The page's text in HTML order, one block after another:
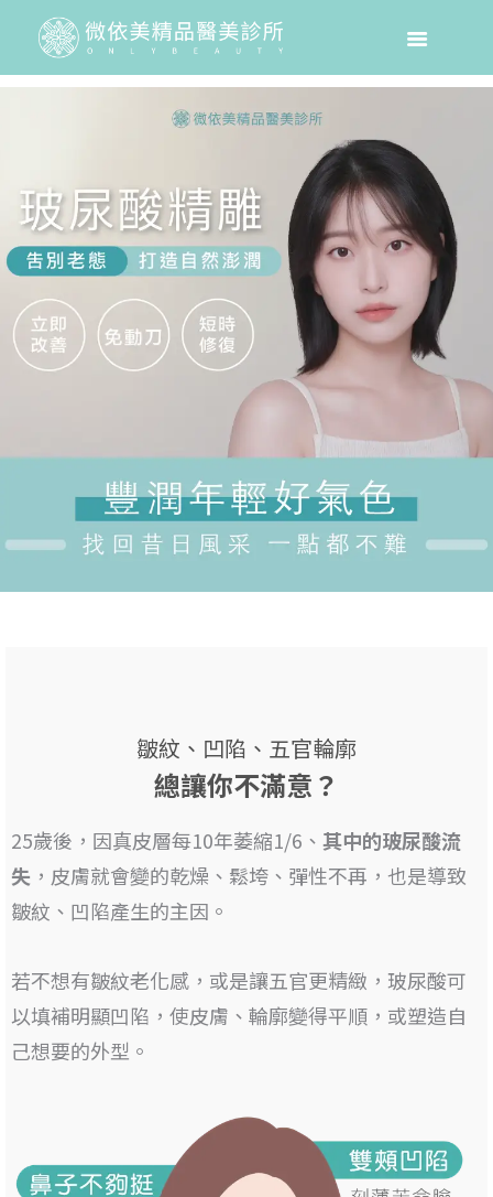
皺紋、凹陷、五官輪廓
總讓你不滿意？
25歲後，因真皮層每10年萎縮1/6、 其中的玻尿酸流
失 ，皮膚就會變的乾燥、鬆垮、彈性不再，也是導致
皺紋、凹陷產生的主因 。
若不想有皺紋老化感，或是讓五官更精緻， 玻尿酸可
以填補明顯凹陷 ，使皮膚、輪廓變得平順，或塑造自
己想要的外型。